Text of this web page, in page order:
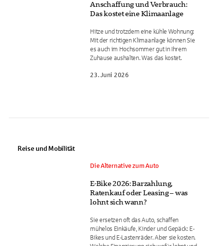
Anschaffung und Verbrauch:
Das kostet eine Klimaanlage
Hitze und trotzdem eine kühle Wohnung:
Mit der richtigen Klimaanlage können Sie
es auch im Hochsommer gut in Ihrem
Zuhause aushalten. Was das kostet.
23. Juni 2026
Reise und Mobilität
Die Alternative zum Auto
E-Bike 2026: Barzahlung,
Ratenkauf oder Leasing – was
lohnt sich wann?
Sie ersetzen oft das Auto, schaffen
mühelos Einkäufe, Kinder und Gepäck: E-
Bikes und E-Lastenräder. Aber sie kosten.